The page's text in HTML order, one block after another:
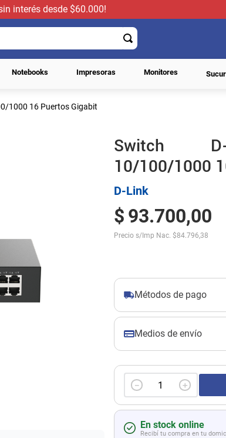
interés desde $60.000!
Notebooks Impresoras Monitores
1000 16 Puertos Gigabit
Switch D-
10/100/1000
D-Link
$ 93.700,00
Precio s/Imp Nac. $84.796,38
Métodos de pago
Medios de envío
＋
－
En stock online
Recibí tu compra en tu